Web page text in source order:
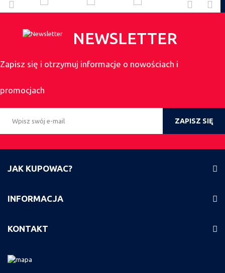
NEWSLETTER
Zapisz się i otrzymuj informacje o nowościach i
promocjach
ZAPISZ SIĘ
JAK KUPOWAC?
INFORMACJA
KONTAKT